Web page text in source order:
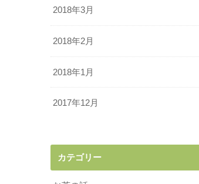
2018年3月
2018年2月
2018年1月
2017年12月
カテゴリー